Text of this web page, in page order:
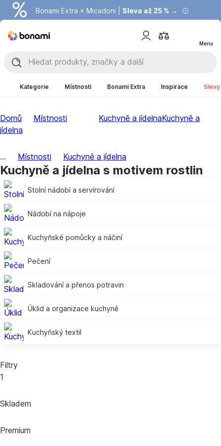
Bonami Extra × Micadoni | Sleva až 25 % →
Summer Sale | Ušetřete až 40 % →
Menu
Kategorie Místnosti Bonami Extra Inspirace
Domů Místnosti Kuchyně a jídelnaKuchyně a
jídelna
... Místnosti Kuchyně a jídelna
Kuchyně a jídelna s motivem rostlin
Stolní nádobí a servírování
Nádobí na nápoje
Kuchyňské pomůcky a náčiní
Pečení
Skladování a přenos potravin
Úklid a organizace kuchyně
Kuchyňský textil
Filtry
1
Skladem
Premium